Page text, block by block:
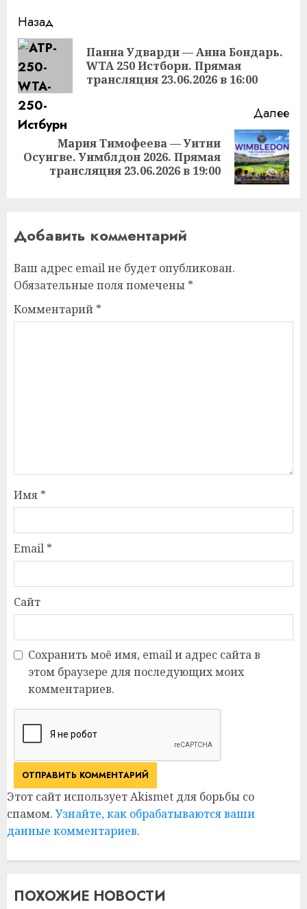
Продолжить
чтение
Назад
Панна Удварди — Анна Бондарь.
WTA 250 Истборн. Прямая
трансляция 23.06.2026 в 16:00
Далее
Следующая
запись:
Мария Тимофеева — Уитни
Осуигве. Уимблдон 2026. Прямая
трансляция 23.06.2026 в 19:00
Добавить комментарий
Ваш адрес email не будет опубликован.
Обязательные поля помечены *
Комментарий *
Имя *
Email *
Сайт
Сохранить моё имя, email и адрес сайта в
этом браузере для последующих моих
комментариев.
Этот сайт использует Akismet для борьбы со
спамом. Узнайте, как обрабатываются ваши
данные комментариев.
ПОХОЖИЕ НОВОСТИ